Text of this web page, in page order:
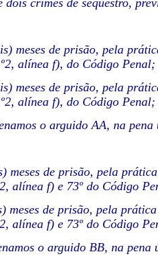
crimes de sequestro,
meses de prisão, pela
alínea f), do Código Penal;
meses de prisão, pela
alínea f), do Código Penal;
o arguido AA, na
meses de prisão, pela
alínea f) e 73º do Código
meses de prisão, pela
alínea f) e 73º do Código
o arguido BB, na pena